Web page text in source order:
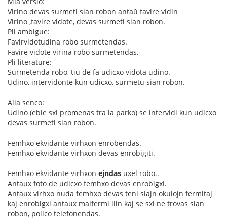
Virino devas surmeti sian robon antaŭ favire vidin
Virino ,favire vidote, devas surmeti sian robon.
Pli ambigue:
Favirvidotudina robo surmetendas.
Favire vidote virina robo surmetendas.
Pli literature:
Surmetenda robo, tiu de fa udicxo vidota udino.
Udino, intervidonte kun udicxo, surmetu sian robon.
Alia senco:
Udino (eble sxi promenas tra la parko) se intervidi kun udicxo
devas surmeti sian robon.
Femhxo ekvidante virhxon enrobendas.
Femhxo ekvidante virhxon devas enrobigiti.
Femhxo ekvidante virhxon ejndas uxel robo..
Antaux foto de udicxo femhxo devas enrobigxi.
Antaux virhxo nuda femhxo devas teni siajn okulojn fermitaj
kaj enrobigxi antaux malfermi ilin kaj se sxi ne trovas sian
robon, polico telefonendas.